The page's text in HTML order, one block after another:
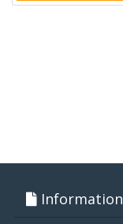
Information